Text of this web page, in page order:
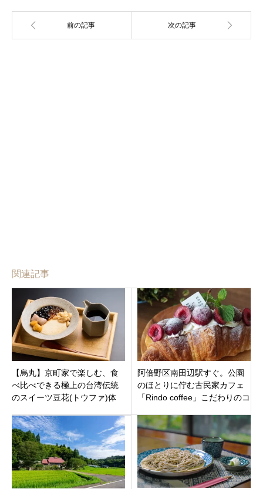
関連記事
【烏丸】京町家で楽しむ、食
べ比べできる極上の台湾伝統
のスイーツ豆花(トウファ)体
ー）』誕生！
阿倍野区南田辺駅すぐ。公園
のほとりに佇む古民家カフェ
「Rindo coffee」こだわりのコ
ツ